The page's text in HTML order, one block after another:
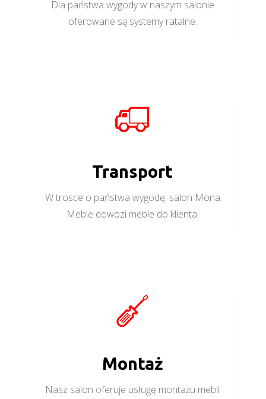
Dla państwa wygody w naszym salonie
oferowane są systemy ratalne.
Transport
W trosce o państwa wygodę, salon Mona
Meble dowozi meble do klienta.
Montaż
Nasz salon oferuje usługę montażu mebli